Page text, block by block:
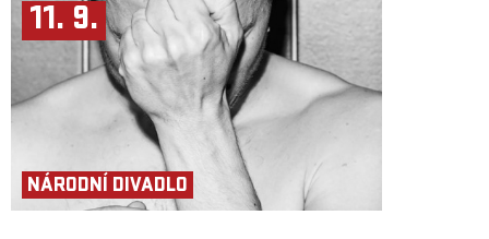
11. 9.
NÁRODNÍ DIVADLO